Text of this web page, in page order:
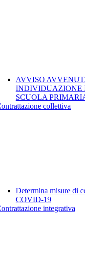
AVVISO
INDIVIDUAZIONE
SCUOLA
collettiva
Determina misure di
COVID-19
integrativa